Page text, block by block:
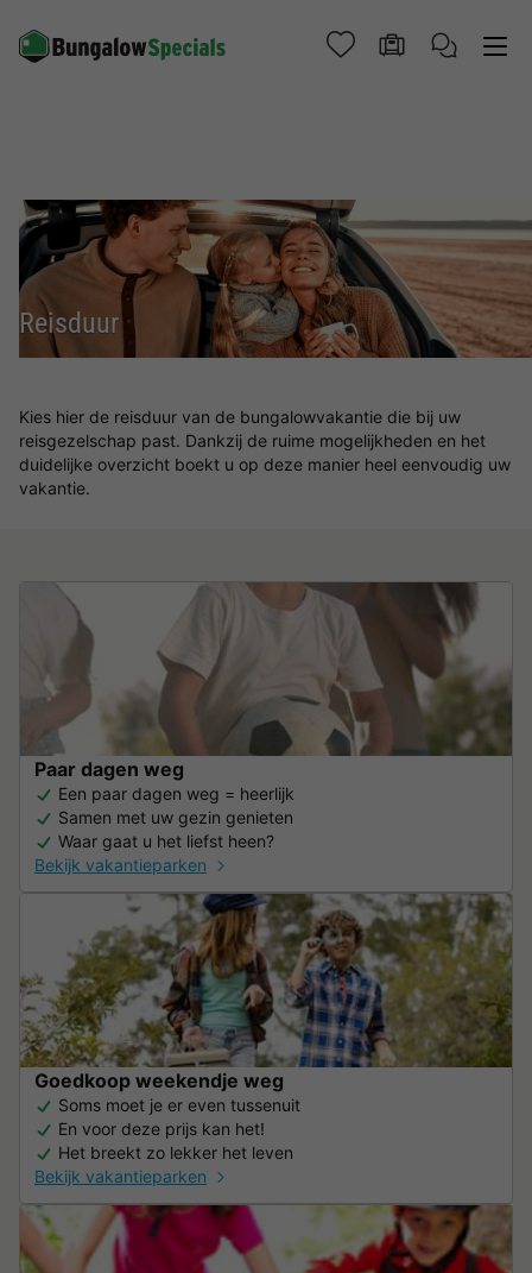
Reisduur
Kies hier de reisduur van de bungalowvakantie die bij uw
reisgezelschap past. Dankzij de ruime mogelijkheden en het
duidelijke overzicht boekt u op deze manier heel eenvoudig uw
vakantie.
Paar dagen weg
Een paar dagen weg = heerlijk
Samen met uw gezin genieten
Waar gaat u het liefst heen?
Bekijk vakantieparken
Goedkoop weekendje weg
Soms moet je er even tussenuit
En voor deze prijs kan het!
Het breekt zo lekker het leven
Bekijk vakantieparken